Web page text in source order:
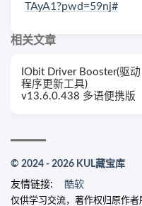
TAyA1?pwd=59nj#
相关文章
IObit Driver Booster(驱动
程序更新工具)
v13.6.0.438 多语便携版
© 2024 - 2026 KUL藏宝库
友情链接: 酷软
仅供学习交流，著作权归原作